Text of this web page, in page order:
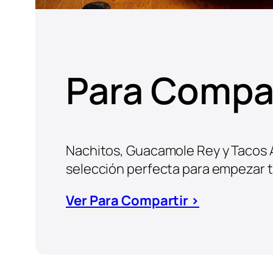
Para
Nachitos, Guacamole Rey y Tacos
selección perfecta para empezar
Ver Para Compartir >